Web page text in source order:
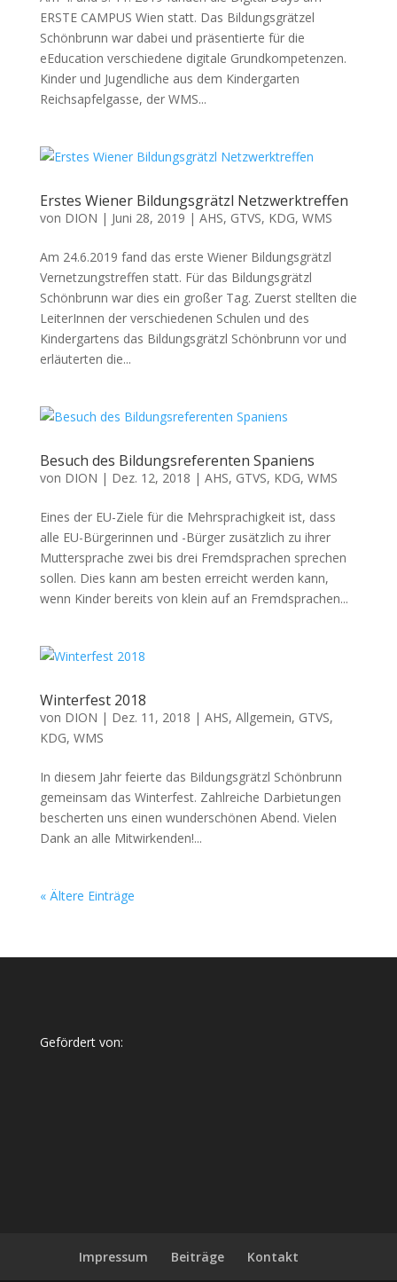
ERSTE CAMPUS Wien statt. Das Bildungsgrätzel
Schönbrunn war dabei und präsentierte für die
eEducation verschiedene digitale Grundkompetenzen.
Kinder und Jugendliche aus dem Kindergarten
Reichsapfelgasse, der WMS...
Erstes Wiener Bildungsgrätzl Netzwerktreffen
von DION | Juni 28, 2019 | AHS, GTVS, KDG, WMS
Am 24.6.2019 fand das erste Wiener Bildungsgrätzl
Vernetzungstreffen statt. Für das Bildungsgrätzl
Schönbrunn war dies ein großer Tag. Zuerst stellten die
LeiterInnen der verschiedenen Schulen und des
Kindergartens das Bildungsgrätzl Schönbrunn vor und
erläuterten die...
Besuch des Bildungsreferenten Spaniens
von DION | Dez. 12, 2018 | AHS, GTVS, KDG, WMS
Eines der EU-Ziele für die Mehrsprachigkeit ist, dass
alle EU-Bürgerinnen und -Bürger zusätzlich zu ihrer
Muttersprache zwei bis drei Fremdsprachen sprechen
sollen. Dies kann am besten erreicht werden kann,
wenn Kinder bereits von klein auf an Fremdsprachen...
Winterfest 2018
von DION | Dez. 11, 2018 | AHS, Allgemein, GTVS,
KDG, WMS
In diesem Jahr feierte das Bildungsgrätzl Schönbrunn
gemeinsam das Winterfest. Zahlreiche Darbietungen
bescherten uns einen wunderschönen Abend. Vielen
Dank an alle Mitwirkenden!...
« Ältere Einträge
Gefördert von:
Impressum Beiträge Kontakt